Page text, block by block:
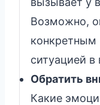
Возможно,
конкретным
ситуацией
Обратить
Какие